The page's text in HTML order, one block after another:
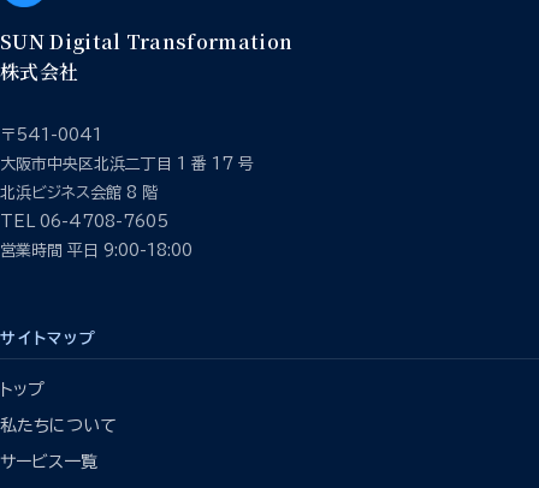
SUN Digital Transformation
株式会社
〒541-0041
大阪市中央区北浜二丁目 1 番 17 号
北浜ビジネス会館 8 階
TEL 06-4708-7605
営業時間 平日 9:00-18:00
サイトマップ
トップ
私たちについて
サービス一覧